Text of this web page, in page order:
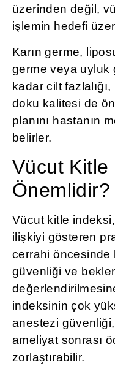
üzerinden değil,
işlemin hedefi
Karın germe,
germe veya uyluk
kadar cilt
doku kalitesi de
planını hastanın
belirler.
Vücut Kitle
Önemlidir?
Vücut kitle
ilişkiyi gösteren
cerrahi öncesinde
güvenliği ve
indeksinin çok
anestezi
ameliyat sonrası
zorlaştırabilir.